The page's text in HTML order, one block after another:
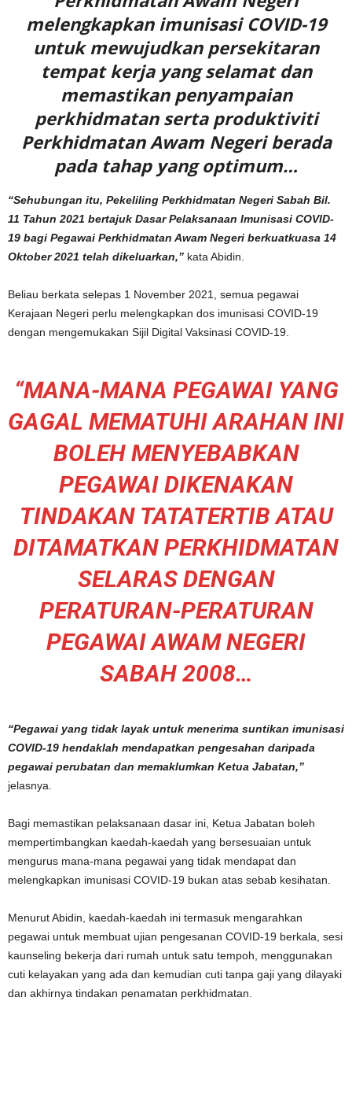
melengkapkan imunisasi COVID-19
untuk mewujudkan persekitaran
tempat kerja yang selamat dan
memastikan penyampaian
perkhidmatan serta produktiviti
Perkhidmatan Awam Negeri berada
pada tahap yang optimum…
“Sehubungan itu, Pekeliling Perkhidmatan Negeri Sabah Bil.
11 Tahun 2021 bertajuk Dasar Pelaksanaan Imunisasi COVID-
19 bagi Pegawai Perkhidmatan Awam Negeri berkuatkuasa 14
Oktober 2021 telah dikeluarkan,” kata Abidin.
Beliau berkata selepas 1 November 2021, semua pegawai
Kerajaan Negeri perlu melengkapkan dos imunisasi COVID-19
dengan mengemukakan Sijil Digital Vaksinasi COVID-19.
“MANA-MANA PEGAWAI YANG
GAGAL MEMATUHI ARAHAN INI
BOLEH MENYEBABKAN
PEGAWAI DIKENAKAN
TINDAKAN TATATERTIB ATAU
DITAMATKAN PERKHIDMATAN
SELARAS DENGAN
PERATURAN-PERATURAN
PEGAWAI AWAM NEGERI
SABAH 2008…
“Pegawai yang tidak layak untuk menerima suntikan imunisasi
COVID-19 hendaklah mendapatkan pengesahan daripada
pegawai perubatan dan memaklumkan Ketua Jabatan,”
jelasnya.
Bagi memastikan pelaksanaan dasar ini, Ketua Jabatan boleh
mempertimbangkan kaedah-kaedah yang bersesuaian untuk
mengurus mana-mana pegawai yang tidak mendapat dan
melengkapkan imunisasi COVID-19 bukan atas sebab kesihatan.
Menurut Abidin, kaedah-kaedah ini termasuk mengarahkan
pegawai untuk membuat ujian pengesanan COVID-19 berkala, sesi
kaunseling bekerja dari rumah untuk satu tempoh, menggunakan
cuti kelayakan yang ada dan kemudian cuti tanpa gaji yang dilayaki
dan akhirnya tindakan penamatan perkhidmatan.